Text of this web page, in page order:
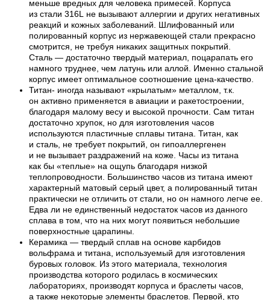
меньше вредных для человека примесей. Корпуса
из стали 316L не вызывают аллергии и других негативных
реакций и кожных заболеваний. Шлифованный или
полированный корпус из нержавеющей стали прекрасно
смотрится, не требуя никаких защитных покрытий.
Сталь — достаточно твердый материал, поцарапать его
намного труднее, чем латунь или аллой. Именно стальной
корпус имеет оптимальное соотношение цена-качество.
Титан- иногда называют «крылатым» металлом, т.к.
он активно применяется в авиации и ракетостроении,
благодаря малому весу и высокой прочности. Сам титан
достаточно хрупок, но для изготовления часов
используются пластичные сплавы титана. Титан, как
и сталь, не требует покрытий, он гипоаллергенен
и не вызывает раздражений на коже. Часы из титана
как бы «теплые» на ощупь благодаря низкой
теплопроводности. Большинство часов из титана имеют
характерный матовый серый цвет, а полированный титан
практически не отличить от стали, но он намного легче ее.
Едва ли не единственный недостаток часов из данного
сплава в том, что на них могут появиться небольшие
поверхностные царапины.
Керамика — твердый сплав на основе карбидов
вольфрама и титана, используемый для изготовления
буровых головок. Из этого материала, технология
производства которого родилась в космических
лабораториях, производят корпуса и браслеты часов,
а также некоторые элементы браслетов. Первой, кто